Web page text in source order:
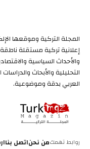
المجلة التركية وموقعها
إعلانية تركية مستقلة ناطقة
والأحداث السياسية
التحليلية والأبحاث
العربي بدقة وموضوعية.
روابط تهمكمن نحناتصل بنا